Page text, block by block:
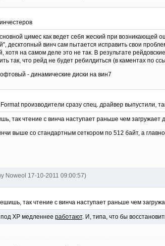
цимес как ведет себя жеский при возникающей
десктопный винч сам пытается исправить свои
хотя на самом деле это не так. В результате
так, что рейд не будет ребилдиться (в каментах по
- динамические диски на вин7
производители сразу спец. драйвер выпустили,
так чтение с винча наступает раньше чем загружает
выше со стандартным сеткором по 512 байт, а
Noweol 17-10-2011 09:00:57)
так чтение с винча наступает раньше чем
XP медленнее работают. И, типа, что бы